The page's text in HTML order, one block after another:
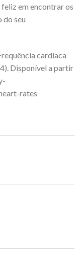
em encontrar os
do seu
cardíaca
Disponível a partir
rates